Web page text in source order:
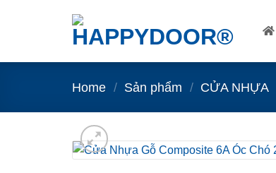
Home / Sản phẩm / CỬA NHỰA